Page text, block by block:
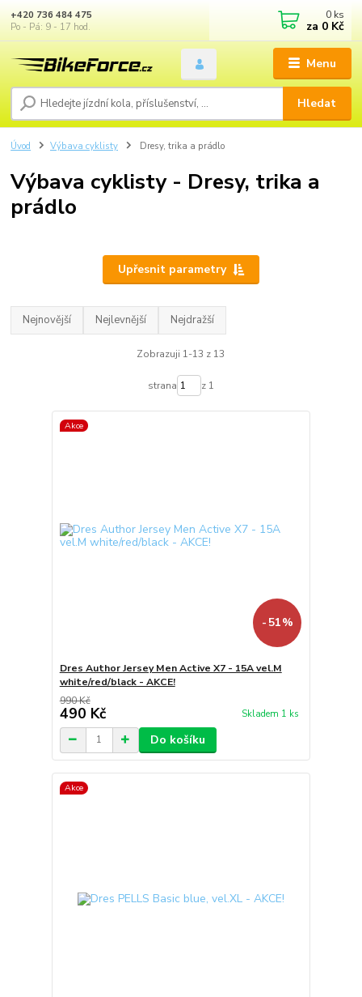
Menu
Hledat
+420 736 484 475
Po - Pá: 9 - 17 hod.
0 ks
za 0 Kč
Úvod Výbava cyklisty Dresy, trika a prádlo
Výbava cyklisty - Dresy, trika a
prádlo
Upřesnit parametry
Nejnovější Nejlevnější Nejdražší
Zobrazuji 1-13 z 13
strana z 1
Akce
- 51 %
Dres Author Jersey Men Active X7 - 15A vel.M
white/red/black - AKCE!
990 Kč
490 Kč Skladem 1 ks
Do košíku
Akce